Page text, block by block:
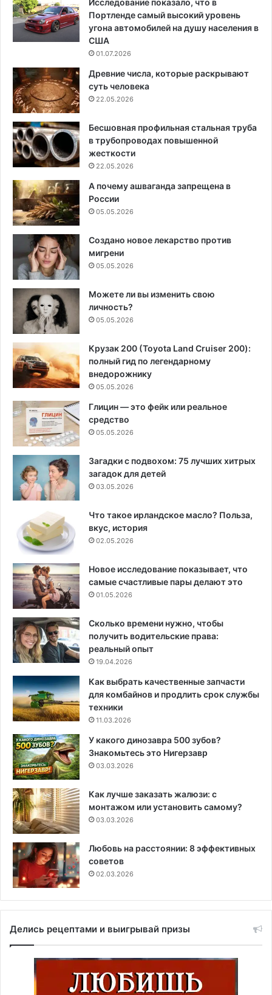
Исследование показало, что в
Портленде самый высокий уровень
угона автомобилей на душу населения в
США
01.07.2026
Древние числа, которые раскрывают
суть человека
22.05.2026
Бесшовная профильная стальная труба
в трубопроводах повышенной
жесткости
22.05.2026
А почему ашваганда запрещена в
России
05.05.2026
Создано новое лекарство против
мигрени
05.05.2026
Можете ли вы изменить свою
личность?
05.05.2026
Крузак 200 (Toyota Land Cruiser 200):
полный гид по легендарному
внедорожнику
05.05.2026
Глицин — это фейк или реальное
средство
05.05.2026
Загадки с подвохом: 75 лучших хитрых
загадок для детей
03.05.2026
Что такое ирландское масло? Польза,
вкус, история
02.05.2026
Новое исследование показывает, что
самые счастливые пары делают это
01.05.2026
Сколько времени нужно, чтобы
получить водительские права:
реальный опыт
19.04.2026
Как выбрать качественные запчасти
для комбайнов и продлить срок службы
техники
11.03.2026
У какого динозавра 500 зубов?
Знакомьтесь это Нигерзавр
03.03.2026
Как лучше заказать жалюзи: с
монтажом или установить самому?
03.03.2026
Любовь на расстоянии: 8 эффективных
советов
02.03.2026
Делись рецептами и выигрывай призы